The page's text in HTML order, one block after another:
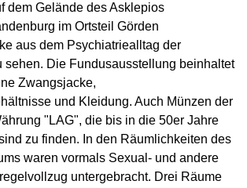
dem Gelände des Asklepios
im Ortsteil Görden
aus dem Psychiatriealltag der
sehen. Die Fundusausstellung beinhaltet
Zwangsjacke,
und Kleidung. Auch Münzen der
"LAG", die bis in die 50er Jahre
zu finden. In den Räumlichkeiten des
waren vormals Sexual- und andere
untergebracht. Drei Räume